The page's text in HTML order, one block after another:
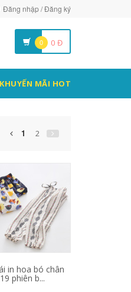
Đăng nhập / Đăng ký
0 0 Đ
KHUYẾN MÃI HOT
1 2
in hoa bó chân
phiên b...